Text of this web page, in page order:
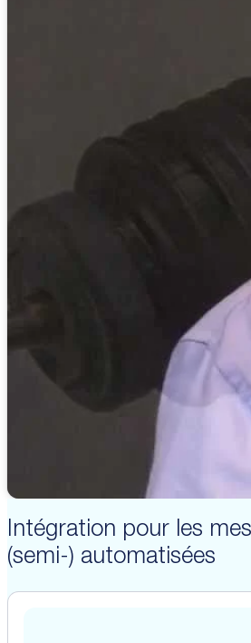
Intégration pour les
(semi-) automatisées